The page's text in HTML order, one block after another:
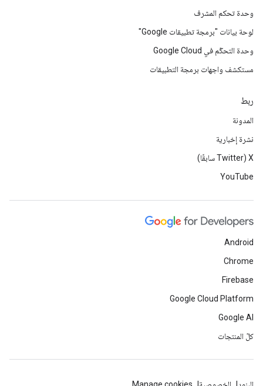
وحدة تحكم المشرف
لوحة بيانات "برمجة تطبيقات Google"
وحدة التحكّم في Google Cloud
مستكشف واجهات برمجة التطبيقات
ربط
المدونة
نشرة إخبارية
‫X ‏(Twitter سابقًا)
YouTube
Android
Chrome
Firebase
Google Cloud Platform
Google AI
كلّ المنتجات